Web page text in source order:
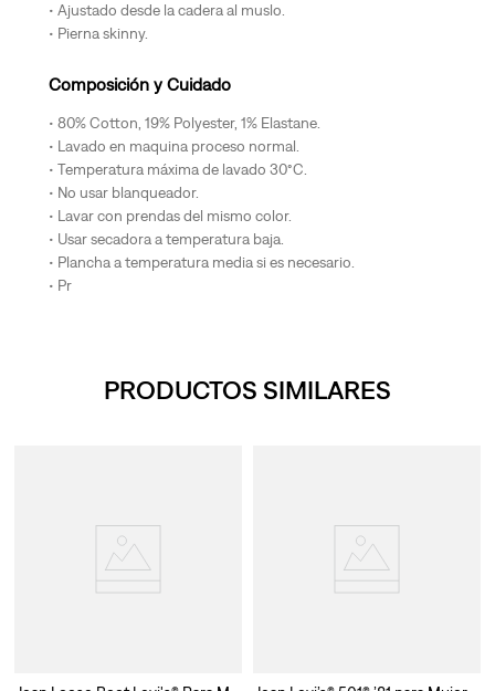
Ajustado desde la cadera al muslo.
Pierna skinny.
Composición y Cuidado
80% Cotton, 19% Polyester, 1% Elastane.
Lavado en maquina proceso normal.
Temperatura máxima de lavado 30°C.
No usar blanqueador.
Lavar con prendas del mismo color.
Usar secadora a temperatura baja.
Plancha a temperatura media si es necesario.
Pr
PRODUCTOS SIMILARES